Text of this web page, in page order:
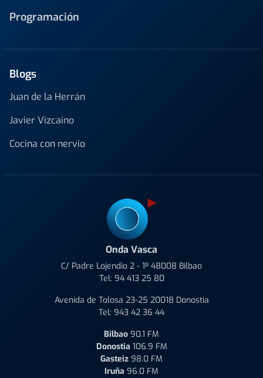
Programación
Blogs
Juan de la Herrán
Javier Vizcaino
Cocina con nervio
Onda Vasca
C/ Padre Lojendio 2 - 1º 48008 Bilbao
Tel: 94 413 25 80
Avenida de Tolosa 23-25 20018 Donostia
Tel: 943 42 36 44
Bilbao 90.1 FM
Donostia 106.9 FM
Gasteiz 98.0 FM
Iruña 96.0 FM